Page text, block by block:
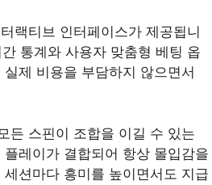
랙티브 인터페이스가 제공됩니
통계와 사용자 맞춤형 베팅 옵
제 비용을 부담하지 않으면서
든 스핀이 조합을 이길 수 있는
레이가 결합되어 항상 몰입감을
션마다 흥미를 높이면서도 지급